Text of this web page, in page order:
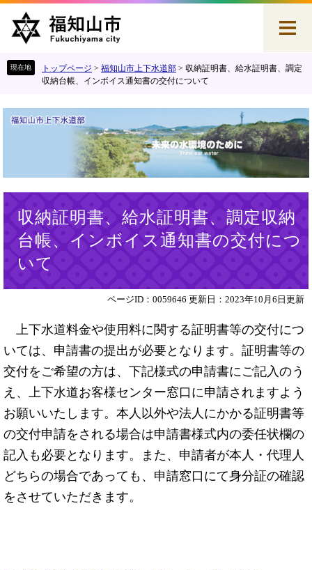
す
し
トップページ > 福知山市上下水道部 > 収納証明書、給水証明書、調定
収納台帳、インボイス通知書の交付について
収納証明書、給水証明書、調定収納
台帳、インボイス通知書の交付につ
いて
ページID：0059646 更新日：2023年10月6日更新
上下水道料金や使用料に関する証明書等の交付につ
いては、申請書の提出が必要となります。証明書等の
交付をご希望の方は、下記様式の申請書にご記入のう
え、上下水道お客様センター窓口に申請されますよう
お願いいたします。本人以外や法人にかかる証明書等
の交付申請をされる場合は申請書様式内の委任状欄の
記入も必要となります。また、申請者が本人・代理人
どちらの場合であっても、申請窓口にて身分証の確認
をさせていただきます。